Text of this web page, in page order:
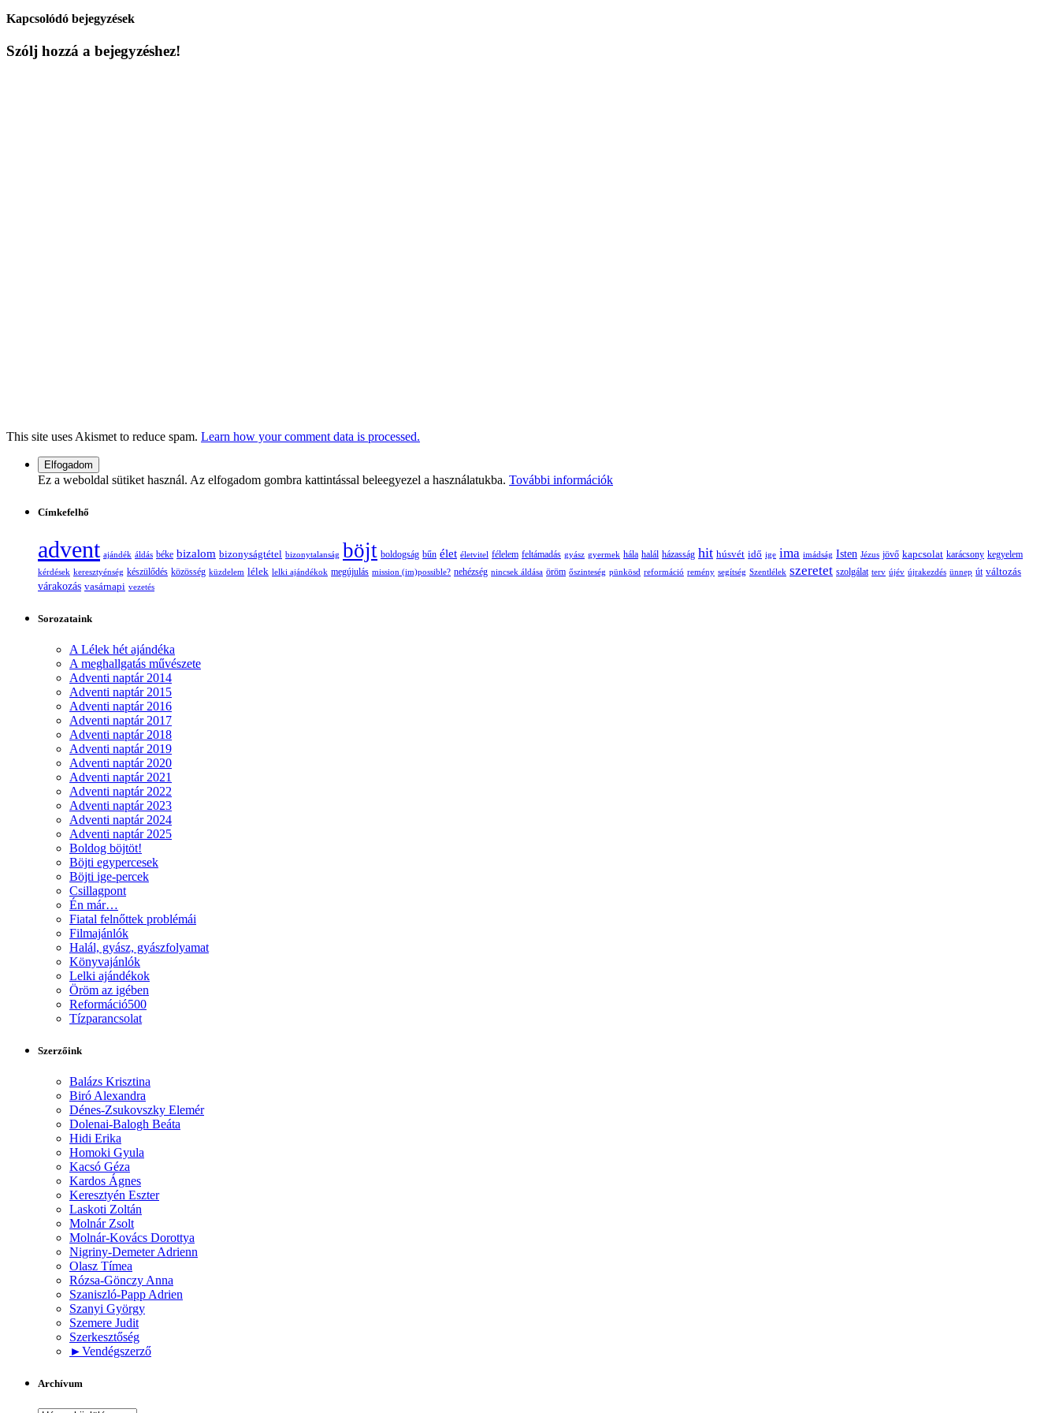
Kapcsolódó bejegyzések
Szólj hozzá a bejegyzéshez!
This site uses Akismet to reduce spam. Learn how your comment data is processed.
Ez a weboldal sütiket használ. Az elfogadom gombra kattintással beleegyezel a használatukba. További információk
Címkefelhő
advent ajándék áldás béke bizalom bizonyságtétel bizonytalanság böjt boldogság bűn élet életvitel félelem feltámadás gyász gyermek hála halál házasság hit húsvét idő ige ima imádság Isten Jézus jövő kapcsolat karácsony kegyelem
kérdések keresztyénség készülődés közösség küzdelem lélek lelki ajándékok megújulás mission (im)possible? nehézség nincsek áldása öröm őszinteség pünkösd reformáció remény segítség Szentlélek szeretet szolgálat terv újév újrakezdés ünnep út változás
várakozás vasárnapi vezetés
Sorozataink
A Lélek hét ajándéka
A meghallgatás művészete
Adventi naptár 2014
Adventi naptár 2015
Adventi naptár 2016
Adventi naptár 2017
Adventi naptár 2018
Adventi naptár 2019
Adventi naptár 2020
Adventi naptár 2021
Adventi naptár 2022
Adventi naptár 2023
Adventi naptár 2024
Adventi naptár 2025
Boldog böjtöt!
Böjti egypercesek
Böjti ige-percek
Csillagpont
Én már…
Fiatal felnőttek problémái
Filmajánlók
Halál, gyász, gyászfolyamat
Könyvajánlók
Lelki ajándékok
Öröm az igében
Reformáció500
Tízparancsolat
Szerzőink
Balázs Krisztina
Biró Alexandra
Dénes-Zsukovszky Elemér
Dolenai-Balogh Beáta
Hidi Erika
Homoki Gyula
Kacsó Géza
Kardos Ágnes
Keresztyén Eszter
Laskoti Zoltán
Molnár Zsolt
Molnár-Kovács Dorottya
Nigriny-Demeter Adrienn
Olasz Tímea
Rózsa-Gönczy Anna
Szaniszló-Papp Adrien
Szanyi György
Szemere Judit
Szerkesztőség
►Vendégszerző
Archívum